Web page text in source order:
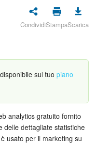
CondividiStampaScarica
sul tuo piano
analytics gratuito fornito
delle dettagliate statistiche
usato per il marketing su